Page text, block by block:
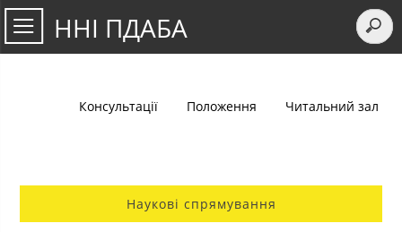
ННІ ПДАБА
Консультації Положення Читальний зал
Наукові спрямування